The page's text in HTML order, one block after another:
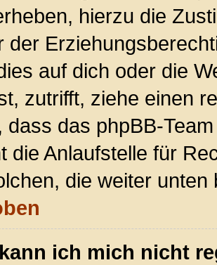
hierzu die
der
auf dich oder die
zutrifft, ziehe einen
dass das phpBB-
die Anlaufstelle für
die weiter unten
ich mich nicht